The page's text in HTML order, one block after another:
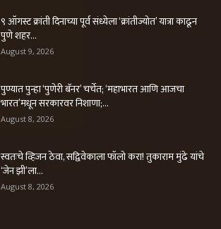
९ ऑगस्ट क्रांती दिनाच्या पूर्व संध्येला ‘क्रांतीज्योत’ यात्रा काढून
पुणे शहर...
August 9, 2026
पुण्यात पुन्हा ‘पुणेरी बॅनर’ चर्चेत; ‘महाभारत आणि आजचा
भारत’मधून सरकारवर निशाणा;...
August 8, 2026
स्वतःचे व्हिजन ठेवा, सद्विवेकाला फॉलो करा! तुकाराम मुंढे यांचे
‘जेन झी’ला...
August 8, 2026